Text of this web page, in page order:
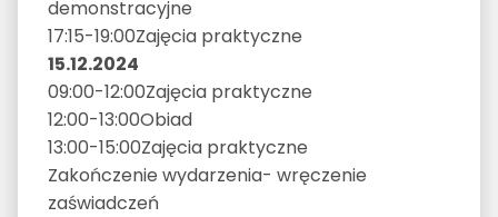
demonstracyjne
17:15-19:00Zajęcia praktyczne
15.12.2024
09:00-12:00Zajęcia praktyczne
12:00-13:00Obiad
13:00-15:00Zajęcia praktyczne
Zakończenie wydarzenia- wręczenie
zaświadczeń